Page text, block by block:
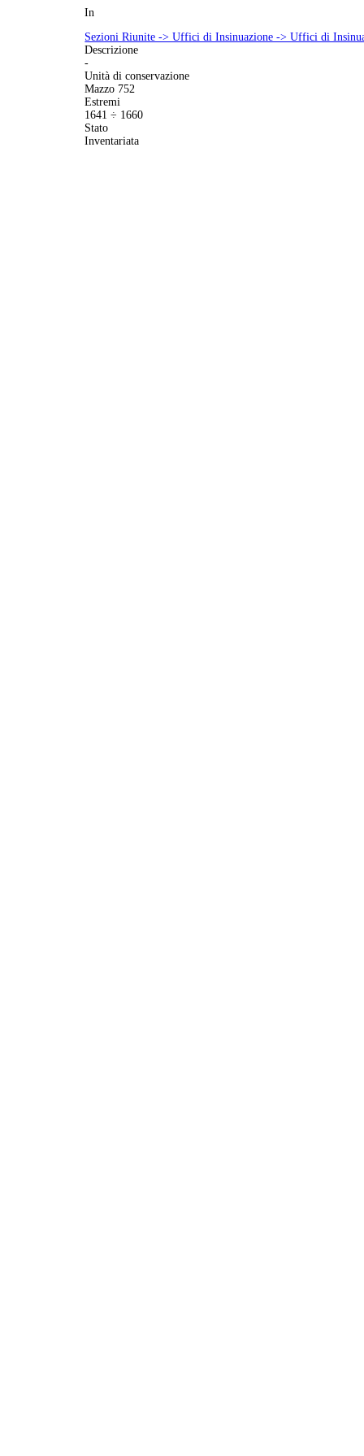
In
Sezioni Riunite -> Uffici di Insinuazione -> Uffici di
Descrizione
-
Unità di conservazione
Mazzo 752
Estremi
1641 ÷ 1660
Stato
Inventariata